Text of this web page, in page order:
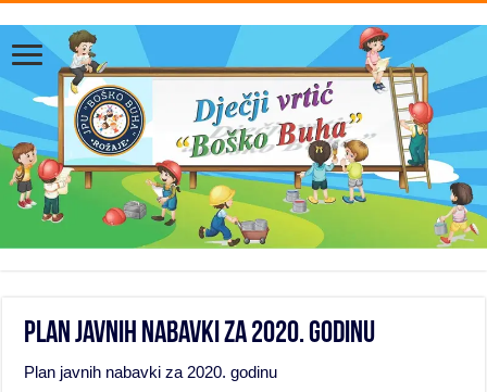
Plan javnih nabavki za 2020. godinu
Plan javnih nabavki za 2020. godinu